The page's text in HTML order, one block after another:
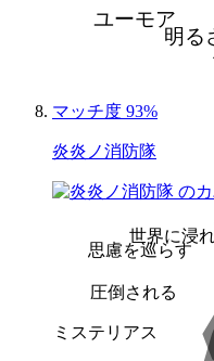
明る
ユーモア
マッチ度 93%
炎炎ノ消防隊
ミステリアス
圧倒される
思慮を巡らす
世界に浸